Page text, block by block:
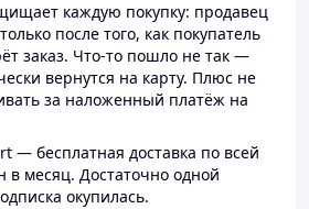
каждую покупку: продавец
после того, как покупатель
заказ. Что-то пошло не так —
вернутся на карту. Плюс не
за наложенный платёж на
— бесплатная доставка по всей
в месяц. Достаточно одной
окупилась.